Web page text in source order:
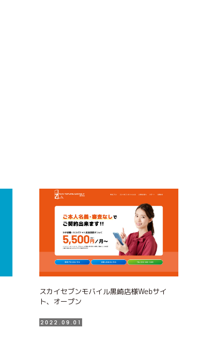
スカイセブンモバイル黒崎店様Webサイ
ト、オープン
2022.09.01